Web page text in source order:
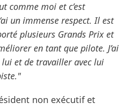
comme moi et c’est
un immense respect. Il est
plusieurs Grands Prix et
en tant que pilote. J’ai
lui et de travailler avec lui
non exécutif et